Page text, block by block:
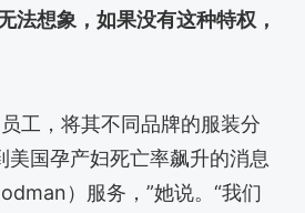
法想象，如果没有这种特权，
工，将其不同品牌的服装分
国孕产妇死亡率飙升的消息
）服务，”她说。“我们